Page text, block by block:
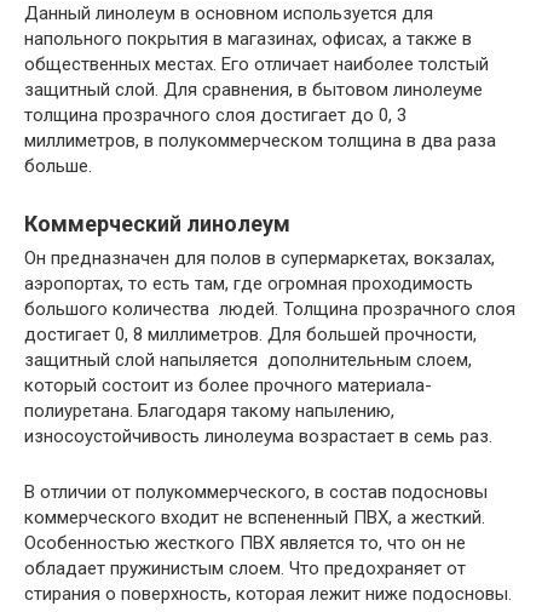
Данный линолеум в основном используется для
напольного покрытия в магазинах, офисах, а также в
общественных местах. Его отличает наиболее толстый
защитный слой. Для сравнения, в бытовом линолеуме
толщина прозрачного слоя достигает до 0, 3
миллиметров, в полукоммерческом толщина в два раза
больше.
Коммерческий линолеум
Он предназначен для полов в супермаркетах, вокзалах,
аэропортах, то есть там, где огромная проходимость
большого количества людей. Толщина прозрачного слоя
достигает 0, 8 миллиметров. Для большей прочности,
защитный слой напыляется дополнительным слоем,
который состоит из более прочного материала-
полиуретана. Благодаря такому напылению,
износоустойчивость линолеума возрастает в семь раз.
В отличии от полукоммерческого, в состав подосновы
коммерческого входит не вспененный ПВХ, а жесткий.
Особенностью жесткого ПВХ является то, что он не
обладает пружинистым слоем. Что предохраняет от
стирания о поверхность, которая лежит ниже подосновы.